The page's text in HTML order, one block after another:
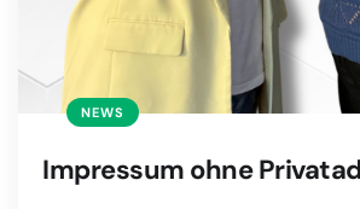
NEWS
Impressum ohne